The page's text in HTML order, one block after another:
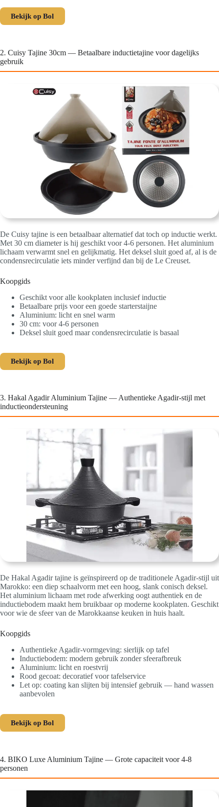
Bekijk op Bol
2. Cuisy Tajine 30cm — Betaalbare inductietajine voor dagelijks
gebruik
De Cuisy tajine is een betaalbaar alternatief dat toch op inductie werkt.
Met 30 cm diameter is hij geschikt voor 4-6 personen. Het aluminium
lichaam verwarmt snel en gelijkmatig. Het deksel sluit goed af, al is de
condensrecirculatie iets minder verfijnd dan bij de Le Creuset.
Koopgids
Geschikt voor alle kookplaten inclusief inductie
Betaalbare prijs voor een goede starterstaijne
Aluminium: licht en snel warm
30 cm: voor 4-6 personen
Deksel sluit goed maar condensrecirculatie is basaal
Bekijk op Bol
3. Hakal Agadir Aluminium Tajine — Authentieke Agadir-stijl met
inductieondersteuning
De Hakal Agadir tajine is geïnspireerd op de traditionele Agadir-stijl uit
Marokko: een diep schaalvorm met een hoog, slank conisch deksel.
Het aluminium lichaam met rode afwerking oogt authentiek en de
inductiebodem maakt hem bruikbaar op moderne kookplaten. Geschikt
voor wie de sfeer van de Marokkaanse keuken in huis haalt.
Koopgids
Authentieke Agadir-vormgeving: sierlijk op tafel
Inductiebodem: modern gebruik zonder sfeerafbreuk
Aluminium: licht en roestvrij
Rood gecoat: decoratief voor tafelservice
Let op: coating kan slijten bij intensief gebruik — hand wassen
aanbevolen
Bekijk op Bol
4. BIKO Luxe Aluminium Tajine — Grote capaciteit voor 4-8
personen